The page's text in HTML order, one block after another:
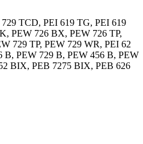
TCD, PEI 619 TG, PEI 619
PEW 726 BX, PEW 726 TP,
729 TP, PEW 729 WR, PEI 62
B, PEW 729 B, PEW 456 B, PEW
BIX, PEB 7275 BIX, PEB 626